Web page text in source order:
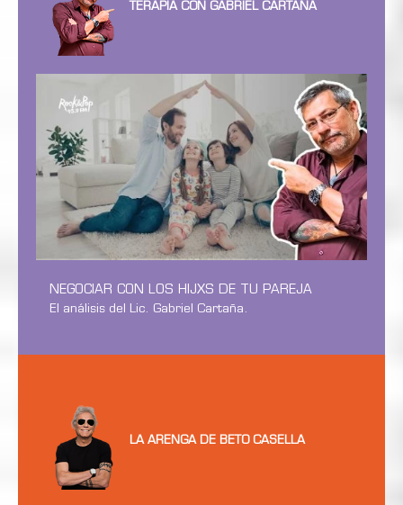
TERAPIA CON GABRIEL CARTAÑÁ
NEGOCIAR CON LOS HIJXS DE TU PAREJA
El análisis del Lic. Gabriel Cartaña.
LA ARENGA DE BETO CASELLA